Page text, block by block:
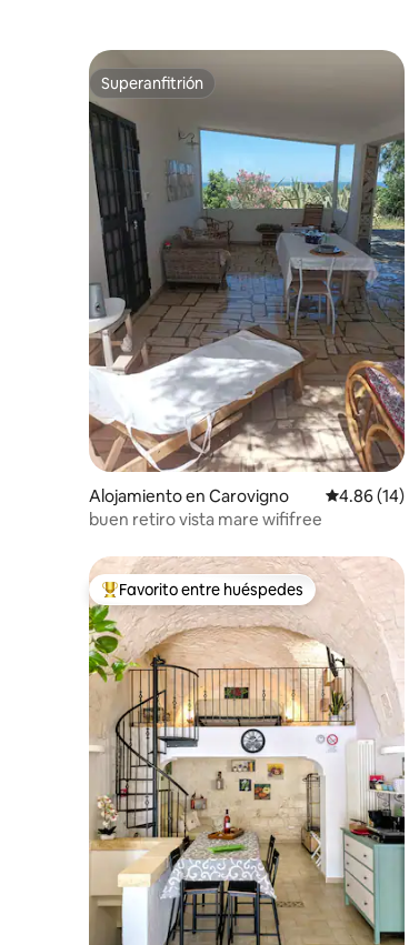
Superanfitrión
Superanfitrión
Alojamiento en Carovigno
4.86 (14)
buen retiro vista mare wififree
Favorito entre huéspedes preferido
Favorito entre huéspedes